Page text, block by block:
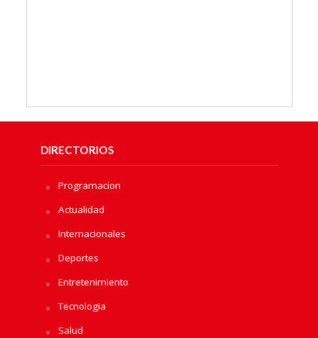
DIRECTORIOS
Programacion
Actualidad
Internacionales
Deportes
Entretenimiento
Tecnologia
Salud